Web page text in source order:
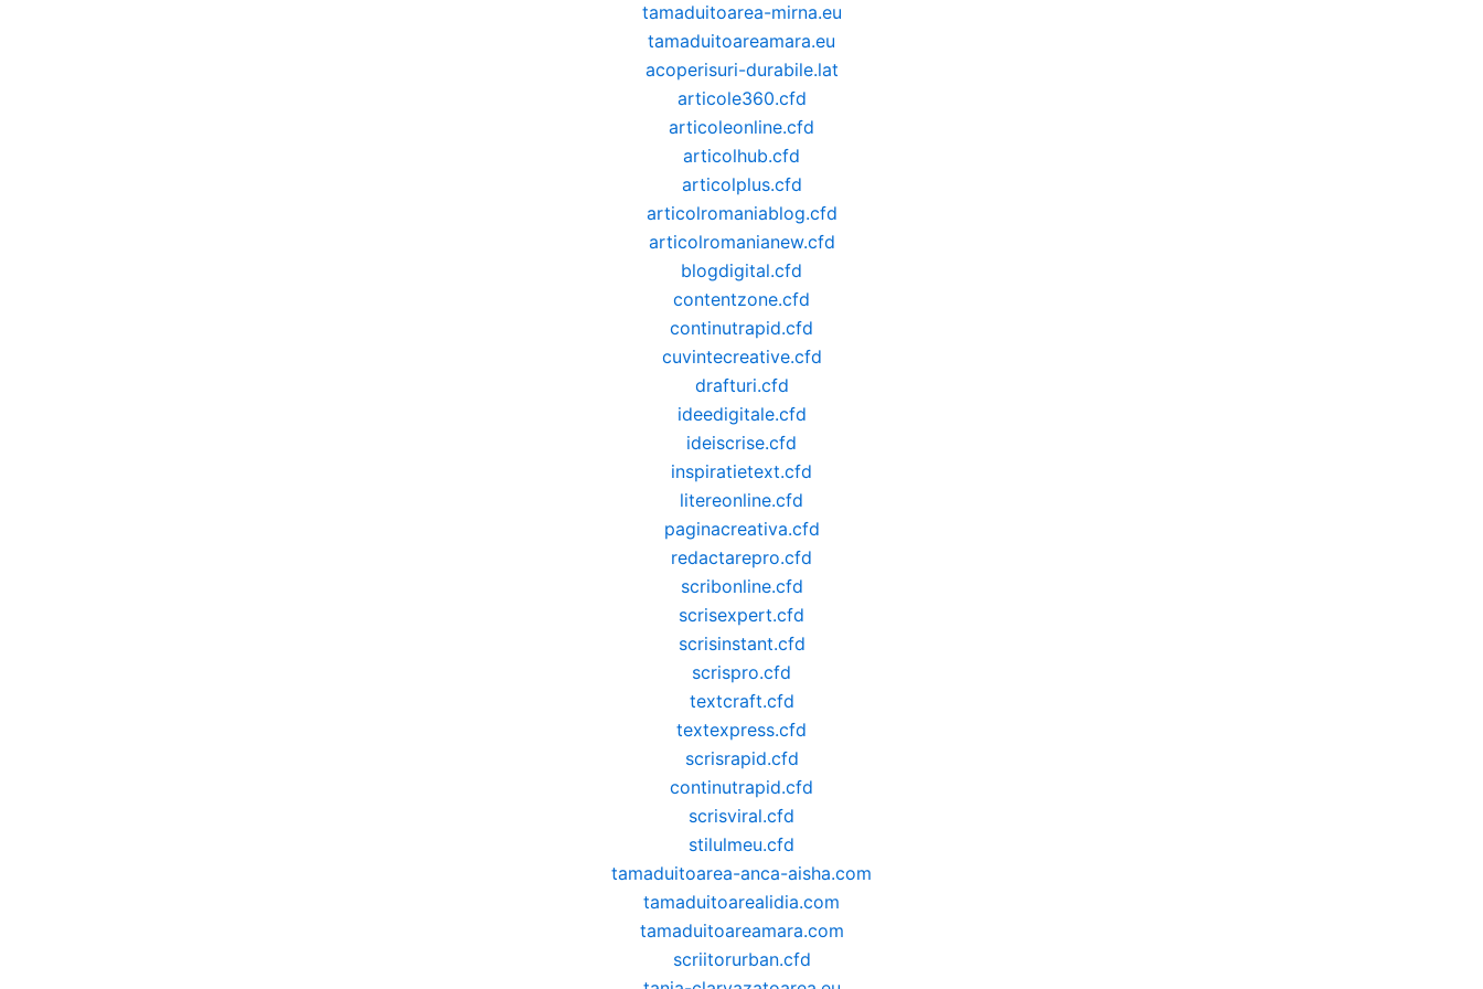
tamaduitoarea-mirna.eu
tamaduitoareamara.eu
acoperisuri-durabile.lat
articole360.cfd
articoleonline.cfd
articolhub.cfd
articolplus.cfd
articolromaniablog.cfd
articolromanianew.cfd
blogdigital.cfd
contentzone.cfd
continutrapid.cfd
cuvintecreative.cfd
drafturi.cfd
ideedigitale.cfd
ideiscrise.cfd
inspiratietext.cfd
litereonline.cfd
paginacreativa.cfd
redactarepro.cfd
scribonline.cfd
scrisexpert.cfd
scrisinstant.cfd
scrispro.cfd
textcraft.cfd
textexpress.cfd
scrisrapid.cfd
continutrapid.cfd
scrisviral.cfd
stilulmeu.cfd
tamaduitoarea-anca-aisha.com
tamaduitoarealidia.com
tamaduitoareamara.com
scriitorurban.cfd